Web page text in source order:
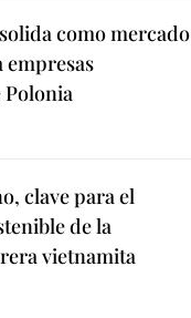
como mercado
Polonia
clave para el
de la
vietnamita